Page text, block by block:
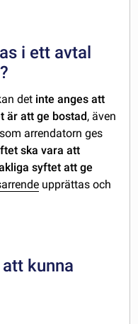
i ett avtal
det inte anges att
är att ge bostad, även
arrendatorn ges
ska vara att
syftet att ge
upprättas och
kunna